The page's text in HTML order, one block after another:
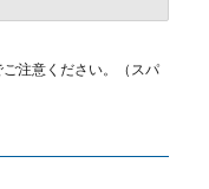
注意ください。（スパ